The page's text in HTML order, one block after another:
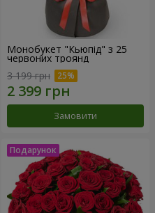
Монобукет "Кьюпід" з 25
червоних троянд
3 199 грн
Замовити